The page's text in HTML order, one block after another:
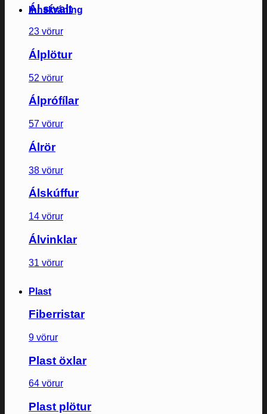
Innskráning
Ál sívalt
23 vörur
Álplötur
52 vörur
Álprófílar
57 vörur
Álrör
38 vörur
Álskúffur
14 vörur
Álvinklar
31 vörur
Plast
Fiberristar
9 vörur
Plast öxlar
64 vörur
Plast plötur